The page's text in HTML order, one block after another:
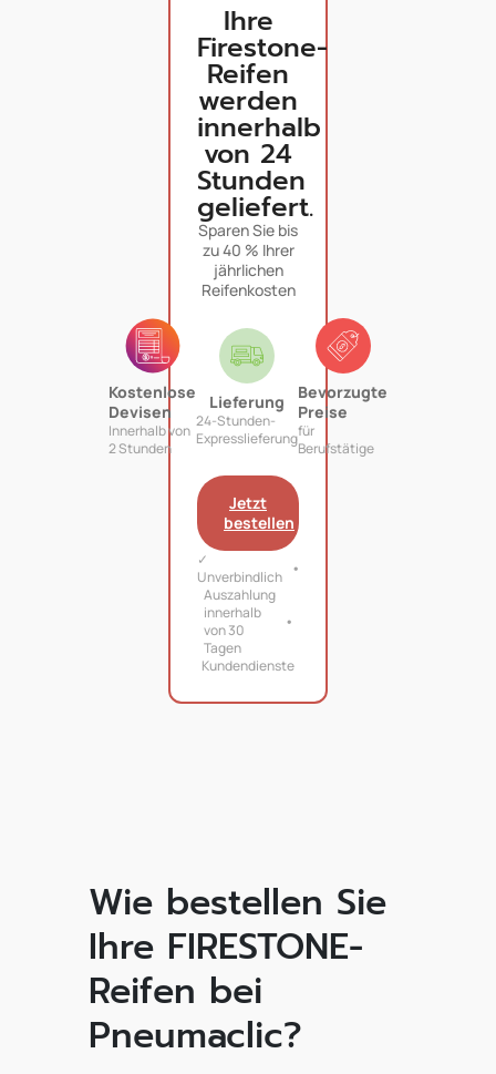
Ihre
Firestone-
Reifen
werden
innerhalb
von 24
Stunden
geliefert.
Sparen Sie bis
zu 40 % Ihrer
jährlichen
Reifenkosten
Kostenlose
Devisen
Innerhalb von
2 Stunden
Lieferung
24-Stunden-
Expresslieferung
Bevorzugte
Preise
für
Berufstätige
Jetzt
bestellen
✓
Unverbindlich
Auszahlung
innerhalb
von 30
Tagen
Kundendienste
Wie bestellen Sie
Ihre FIRESTONE-
Reifen bei
Pneumaclic?